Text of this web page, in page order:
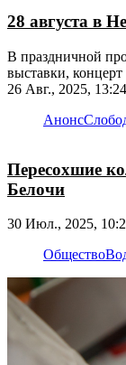
28 августа в
В праздничной
выставки,
26 Авг., 2025, 13:24
Анонс
Пересохшие
Белочи
30 Июл., 2025,
Общество